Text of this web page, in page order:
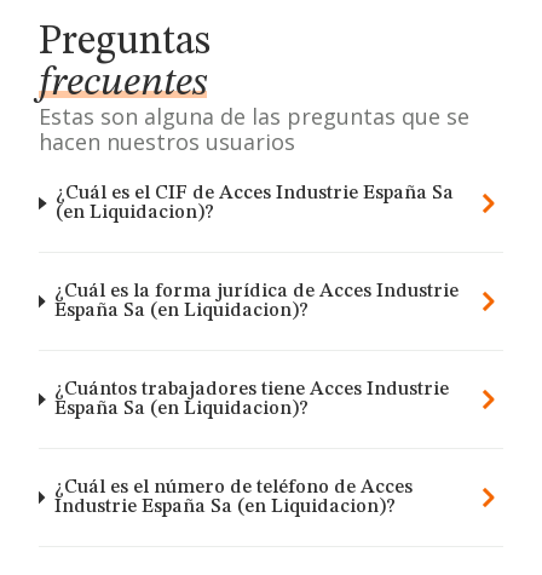
Preguntas
frecuentes
Estas son alguna de las preguntas que se
hacen nuestros usuarios
¿Cuál es el CIF de Acces Industrie España Sa
(en Liquidacion)?
¿Cuál es la forma jurídica de Acces Industrie
España Sa (en Liquidacion)?
¿Cuántos trabajadores tiene Acces Industrie
España Sa (en Liquidacion)?
¿Cuál es el número de teléfono de Acces
Industrie España Sa (en Liquidacion)?